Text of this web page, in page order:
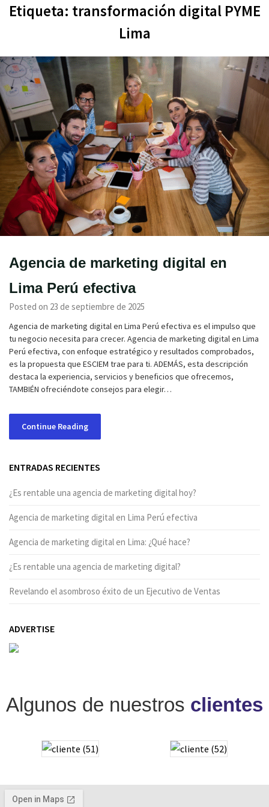
Etiqueta: transformación digital PYME
Lima
Agencia de marketing digital en
Lima Perú efectiva
Posted on 23 de septiembre de 2025
Agencia de marketing digital en Lima Perú efectiva es el impulso que
tu negocio necesita para crecer. Agencia de marketing digital en Lima
Perú efectiva, con enfoque estratégico y resultados comprobados,
es la propuesta que ESCIEM trae para ti. ADEMÁS, esta descripción
destaca la experiencia, servicios y beneficios que ofrecemos,
TAMBIÉN ofreciéndote consejos para elegir…
Continue Reading
ENTRADAS RECIENTES
¿Es rentable una agencia de marketing digital hoy?
Agencia de marketing digital en Lima Perú efectiva
Agencia de marketing digital en Lima: ¿Qué hace?
¿Es rentable una agencia de marketing digital?
Revelando el asombroso éxito de un Ejecutivo de Ventas
ADVERTISE
Algunos de nuestros clientes